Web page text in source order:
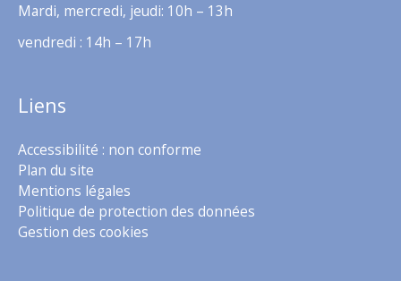
Mardi, mercredi, jeudi: 10h – 13h
vendredi : 14h – 17h
Liens
Accessibilité : non conforme
Plan du site
Mentions légales
Politique de protection des données
Gestion des cookies